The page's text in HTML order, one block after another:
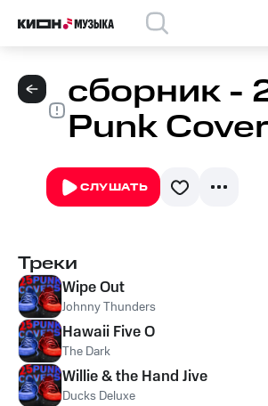
сборник -
Punk
СЛУШАТЬ
Треки
Wipe Out
Johnny Thunders
Hawaii Five O
The Dark
Willie & the Hand Jive
Ducks Deluxe